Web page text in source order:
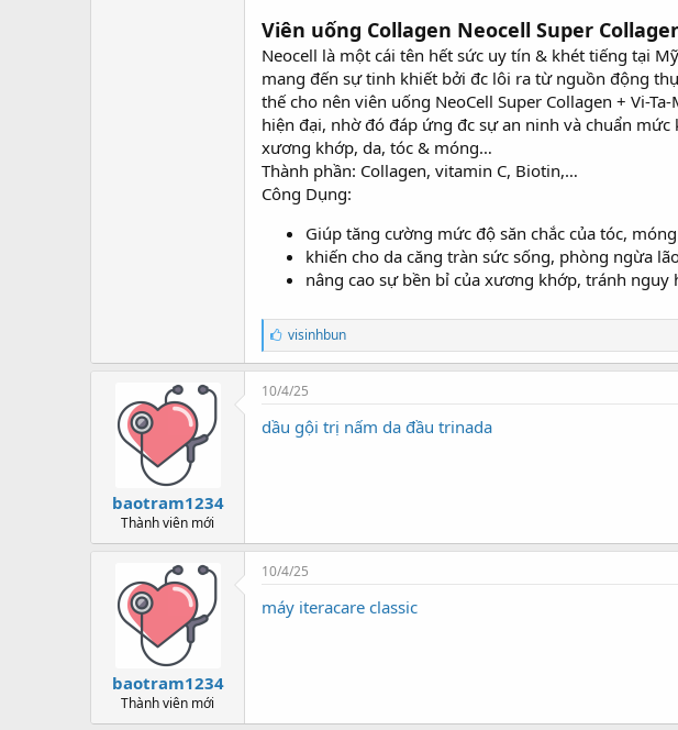
Viên uống Collagen Neocell Super
Neocell là một cái tên hết sức uy tín & khét tiếng tại
mang đến sự tinh khiết bởi đc lôi ra từ nguồn động
thế cho nên viên uống NeoCell Super Collagen + Vi-
hiện đại, nhờ đó đáp ứng đc sự an ninh và chuẩn
xương khớp, da, tóc & móng…
Thành phần: Collagen, vitamin C, Biotin,…
Công Dụng:
Giúp tăng cường mức độ săn chắc của tóc,
khiến cho da căng tràn sức sống, phòng ngừa
nâng cao sự bền bỉ của xương khớp, tránh
T
h
í
c
:
visinhbun
baotram1234
Thành viên mới
10/4/25
dầu gội trị nấm da đầu trinada
baotram1234
Thành viên mới
10/4/25
máy iteracare classic